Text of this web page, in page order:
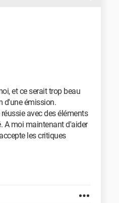
des droits
> Stratégie locale ->
des comptes et
des comptes SAM"
semble ardu et tenace.
et ce serait trop beau
d'une émission.
avec des éléments
A moi maintenant d'aider
les critiques